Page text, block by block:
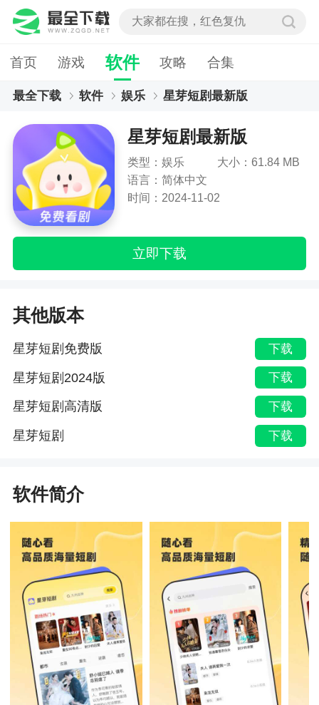
首页 游戏 软件 攻略 合集
最全下载 软件 娱乐 星芽短剧最新版
星芽短剧最新版
类型：娱乐
大小：61.84 MB
语言：简体中文
时间：2024-11-02
立即下载
其他版本
星芽短剧免费版 下载
星芽短剧2024版 下载
星芽短剧高清版 下载
星芽短剧 下载
软件简介